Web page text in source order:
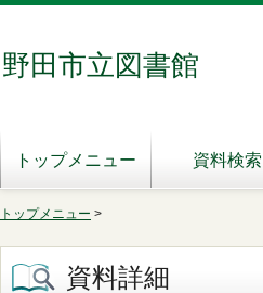
野田市立図書館
トップメニュー 資料検索
トップメニュー >
資料詳細